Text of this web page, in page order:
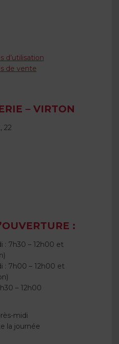
d’utilisation
de vente
– VIRTON
22
:
: 7h30 – 12h00 et
: 7h00 – 12h00 et
– 12h00
midi
la journée